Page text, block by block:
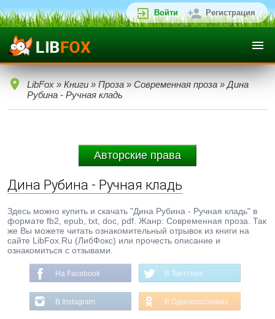
Войти Регистрация
LibFox » Книги » Проза » Современная проза » Дина
Рубина - Ручная кладь
Авторские права
Дина Рубина - Ручная кладь
Здесь можно купить и скачать "Дина Рубина - Ручная кладь" в
формате fb2, epub, txt, doc, pdf. Жанр: Современная проза. Так
же Вы можете читать ознакомительный отрывок из книги на
сайте LibFox.Ru (ЛибФокс) или прочесть описание и
ознакомиться с отзывами.
На Facebook В Твиттере
В Instagram В Одноклассниках